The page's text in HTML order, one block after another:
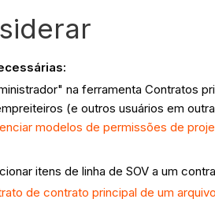
na ferramenta Contratos
(e outros usuários em
modelos de permissões de
itens de linha de SOV a um
de contrato principal de um